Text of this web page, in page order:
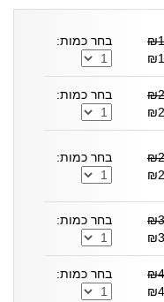
בחר כמות:
בחר כמות:
בחר כמות:
בחר כמות:
בחר כמות: